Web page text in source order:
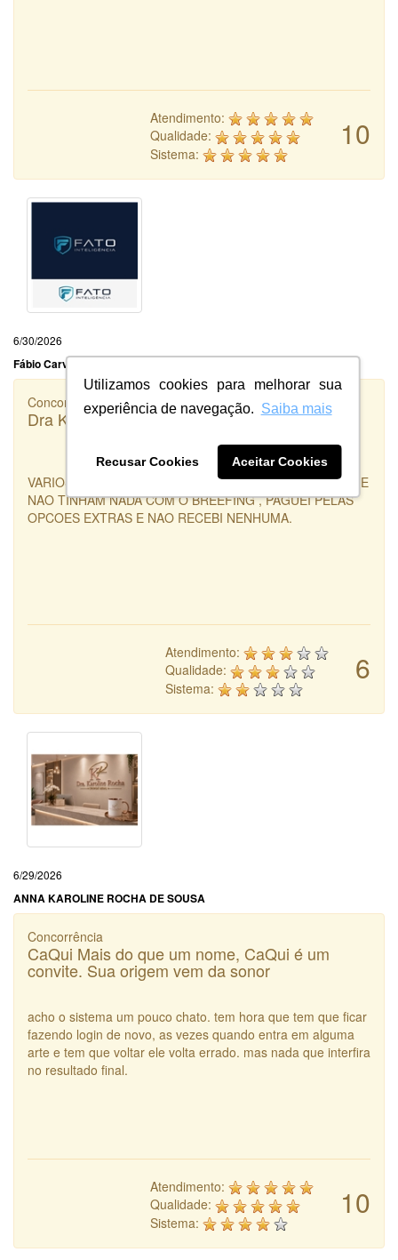
Utilizamos cookies para melhorar sua
experiência de navegação. Saiba mais
Recusar Cookies Aceitar Cookies
10
Atendimento:
Qualidade:
Sistema:
6/30/2026
Fábio Carvalho Siano
Concorrência
Dra Karoline Rocha
VARIOS PROJETOS REPETIDOS, VARIOS PROJETOS QUE
NAO TINHAM NADA COM O BREEFING , PAGUEI PELAS
OPCOES EXTRAS E NAO RECEBI NENHUMA.
6
Atendimento:
Qualidade:
Sistema:
6/29/2026
ANNA KAROLINE ROCHA DE SOUSA
Concorrência
CaQui Mais do que um nome, CaQui é um
convite. Sua origem vem da sonor
acho o sistema um pouco chato. tem hora que tem que ficar
fazendo login de novo, as vezes quando entra em alguma
arte e tem que voltar ele volta errado. mas nada que interfira
no resultado final.
10
Atendimento:
Qualidade:
Sistema: